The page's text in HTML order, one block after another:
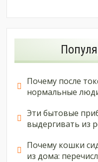
Почему после
нормальные люди
Эти бытовые
выдергивать из
Почему кошки
из дома: